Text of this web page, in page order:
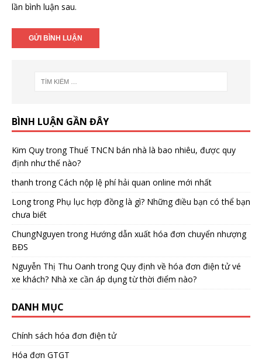
lần bình luận sau.
BÌNH LUẬN GẦN ĐÂY
Kim Quytrong Thuế TNCN bán nhà là bao nhiêu, được quy
định như thế nào?
thanh trongCách nộp lệ phí hải quan online mới nhất
Longtrong Phụ lục hợp đồng là gì? Những điều bạn có thể bạn
chưa biết
ChungNguyen trong Hướng dẫn xuất hóa đơn chuyển nhượng
BĐS
Nguyễn Thị Thu Oanh trongQuy định về hóa đơn điện tử vé
xe khách? Nhà xe cần áp dụng từ thời điểm nào?
DANH MỤC
Chính sách hóa đơn điện tử
Hóa đơn GTGT